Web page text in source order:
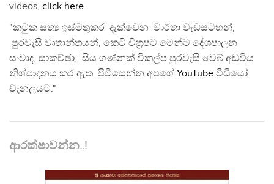
videos, click here.
"කටුක සත්‍ය ඉස්මතුකර දැක්වෙන වාර්තා වැඩසටහන්,
පුරවැසි වෘතාන්තයන්, කෙටි චිත්‍රපට මෙන්ම දේශපාලන
සංවාද, සාකච්ඡා, සිය ගණනක් විකල්ප පුරවැසි වෙබ් අඩවිය
නිශ්පාදනය කර ඇත. පිවිසෙන්න අපගේ YouTube වීඩියෝ
චැනලයට."
ආරක්ෂාවන්න..!